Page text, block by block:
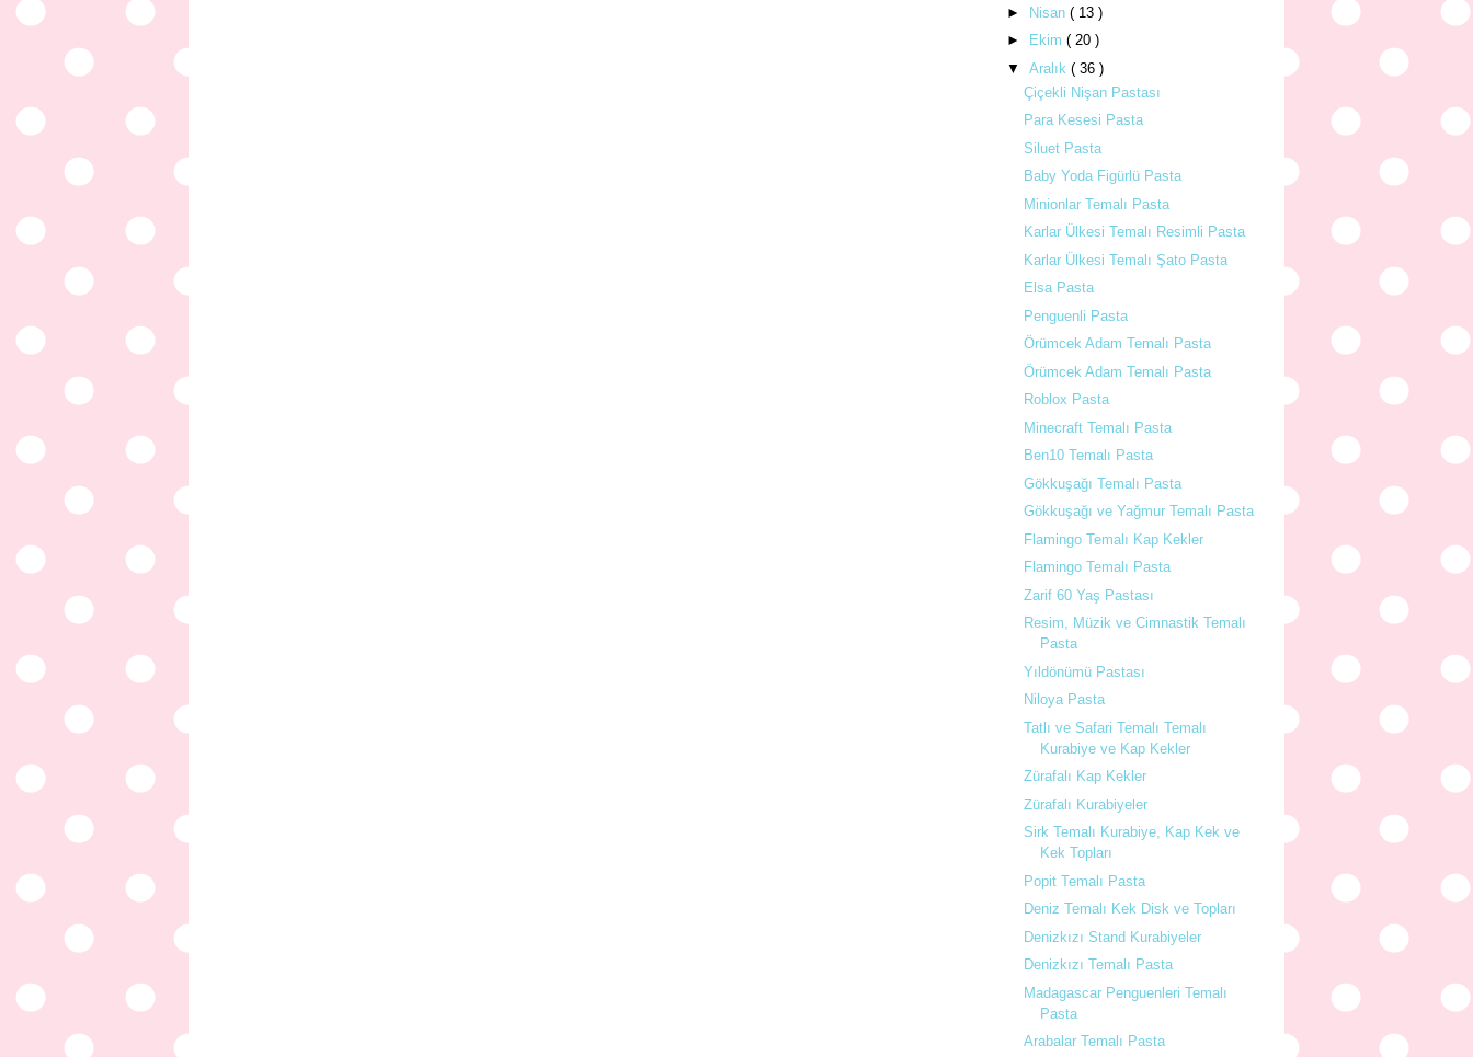
► Nisan ( 13 )
►
Ekim ( 20 )
▼ Aralık ( 36 )
Çiçekli Nişan Pastası
Para Kesesi Pasta
Siluet Pasta
Baby Yoda Figürlü Pasta
Minionlar Temalı Pasta
Karlar Ülkesi Temalı Resimli Pasta
Karlar Ülkesi Temalı Şato Pasta
Elsa Pasta
Penguenli Pasta
Örümcek Adam Temalı Pasta
Örümcek Adam Temalı Pasta
Roblox Pasta
Minecraft Temalı Pasta
Ben10 Temalı Pasta
Gökkuşağı Temalı Pasta
Gökkuşağı ve Yağmur Temalı Pasta
Flamingo Temalı Kap Kekler
Flamingo Temalı Pasta
Zarif 60 Yaş Pastası
Resim, Müzik ve Cimnastik Temalı
Pasta
Yıldönümü Pastası
Niloya Pasta
Tatlı ve Safari Temalı Temalı
Kurabiye ve Kap Kekler
Zürafalı Kap Kekler
Zürafalı Kurabiyeler
Sirk Temalı Kurabiye, Kap Kek ve
Kek Topları
Popit Temalı Pasta
Deniz Temalı Kek Disk ve Topları
Denizkızı Stand Kurabiyeler
Denizkızı Temalı Pasta
Madagascar Penguenleri Temalı
Pasta
Arabalar Temalı Pasta